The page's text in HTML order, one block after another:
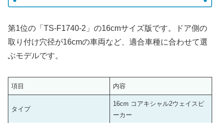
第1位の「TS-F1740-2」の16cmサイズ版です。ドア側の
取り付け穴径が16cmの車両など、適合車種に合わせて選
ぶモデルです。
項目 内容
タイプ
16cm コアキシャル2ウェイスピ
ーカー